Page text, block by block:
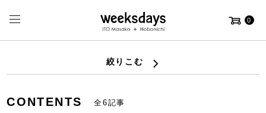
0
絞りこむ
CONTENTS 全6記事